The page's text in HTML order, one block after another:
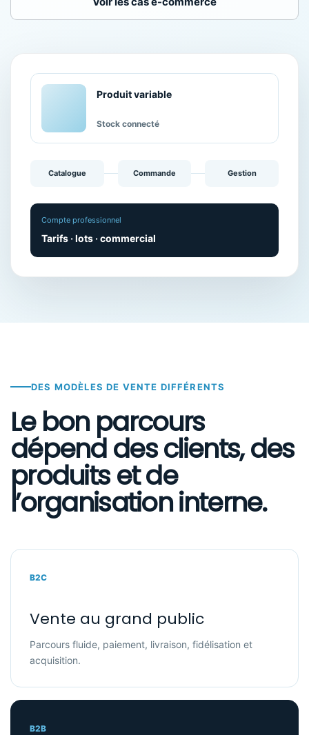
Produit variable
Stock connecté
Catalogue Commande Gestion
Compte professionnel
Tarifs · lots · commercial
DES MODÈLES DE VENTE DIFFÉRENTS
Le bon parcours
dépend des clients, des
produits et de
l’organisation interne.
B2C
Vente au grand public
Parcours fluide, paiement, livraison, fidélisation et
acquisition.
B2B